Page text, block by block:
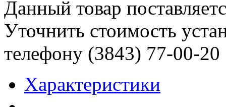
Данный товар
Уточнить стоимость
телефону (3843) 77-00-20
Характеристики